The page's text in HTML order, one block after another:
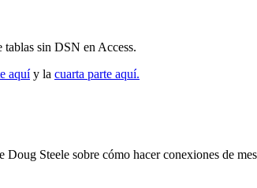
tablas sin DSN en Access.
aquíy la cuarta parte aquí.
Steele sobre cómo hacer conexiones de